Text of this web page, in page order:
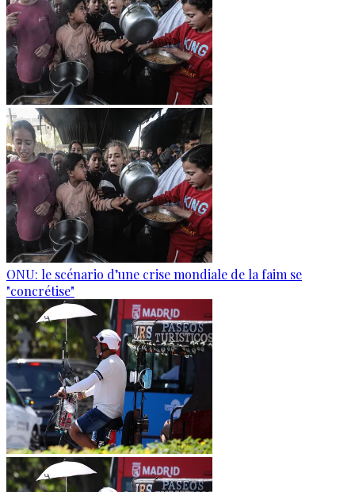
ONU: le scénario d’une crise mondiale de la faim se
"concrétise"